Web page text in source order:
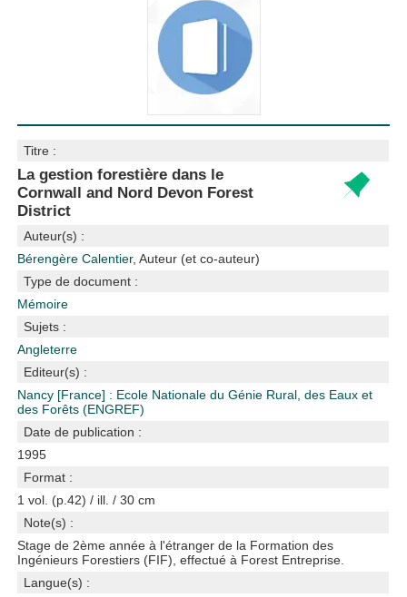
Titre :
La gestion forestière dans le
Cornwall and Nord Devon Forest
District
Auteur(s) :
Bérengère Calentier, Auteur (et co-auteur)
Type de document :
Mémoire
Sujets :
Angleterre
Editeur(s) :
Nancy [France] : Ecole Nationale du Génie Rural, des Eaux et
des Forêts (ENGREF)
Date de publication :
1995
Format :
1 vol. (p.42) / ill. / 30 cm
Note(s) :
Stage de 2ème année à l'étranger de la Formation des
Ingénieurs Forestiers (FIF), effectué à Forest Entreprise.
Langue(s) :